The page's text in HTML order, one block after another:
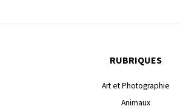
RUBRIQUES
Art et Photographie
Animaux